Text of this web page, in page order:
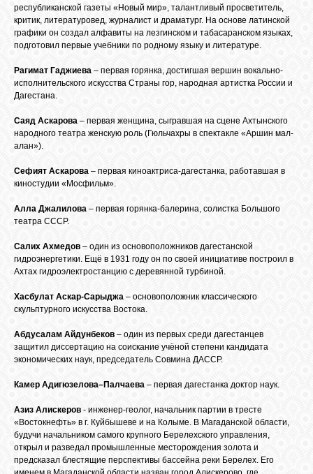
республиканской газеты «Новый мир», талантливый просветитель,
критик, литературовед, журналист и драматург. На основе латинской
графики он создал алфавиты на лезгинском и табасаранском языках,
подготовил первые учебники по родному языку и литературе.
Рагимат Гаджиева – первая горянка, достигшая вершин вокально-
исполнительского искусства Страны гор, народная артистка России и
Дагестана.
Саяд Аскарова – первая женщина, сыгравшая на сцене Ахтынского
народного театра женскую роль (Гюльчахры в спектакле «Аршин мал-
алан»).
Сефият Аскарова – первая киноактриса-дагестанка, работавшая в
киностудии «Мосфильм».
Алла Джалилова – первая горянка-балерина, солистка Большого
театра СССР.
Салих Ахмедов – один из основоположников дагестанской
гидроэнергетики. Ещё в 1931 году он по своей инициативе построил в
Ахтах гидроэлектростанцию с деревянной турбиной.
Хасбулат Аскар-Сарыджа – основоположник классического
скульптурного искусства Востока.
Абдусалам Айдунбеков – один из первых среди дагестанцев
защитил диссертацию на соискание учёной степени кандидата
экономических наук, председатель Совмина ДАССР.
Камер Адигюзелова–Палчаева – первая дагестанка доктор наук.
Азиз Алискеров - инженер-геолог, начальник партии в тресте
«Востокнефть» в г. Куйбышеве и на Колыме. В Магаданской области,
будучи начальником самого крупного Берелехского управления,
открыл и разведал промышленные месторождения золота и
предсказал блестящие перспективы бассейна реки Берелех. Его